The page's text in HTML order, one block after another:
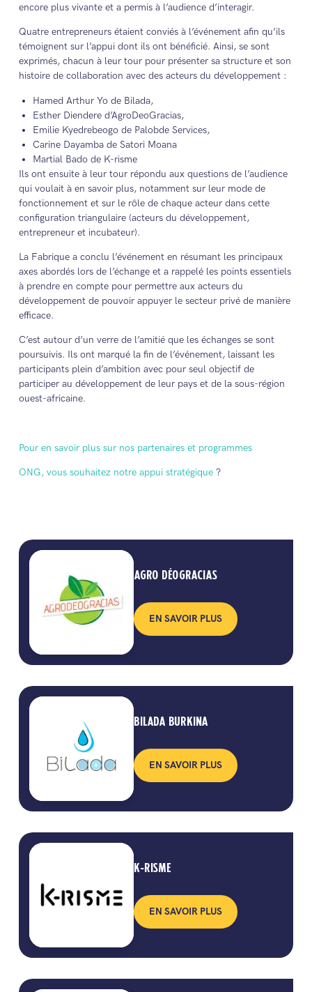
encore plus vivante et a permis à l’audience d’interagir.
Quatre entrepreneurs étaient conviés à l’événement afin qu’ils
témoignent sur l’appui dont ils ont bénéficié. Ainsi, se sont
exprimés, chacun à leur tour pour présenter sa structure et son
histoire de collaboration avec des acteurs du développement :
Hamed Arthur Yo de Bilada,
Esther Diendere d’AgroDeoGracias,
Emilie Kyedrebeogo de Palobde Services,
Carine Dayamba de Satori Moana
Martial Bado de K-risme
Ils ont ensuite à leur tour répondu aux questions de l’audience
qui voulait à en savoir plus, notamment sur leur mode de
fonctionnement et sur le rôle de chaque acteur dans cette
configuration triangulaire (acteurs du développement,
entrepreneur et incubateur).
La Fabrique a conclu l’événement en résumant les principaux
axes abordés lors de l’échange et a rappelé les points essentiels
à prendre en compte pour permettre aux acteurs du
développement de pouvoir appuyer le secteur privé de manière
efficace.
C’est autour d’un verre de l’amitié que les échanges se sont
poursuivis. Ils ont marqué la fin de l’événement, laissant les
participants plein d’ambition avec pour seul objectif de
participer au développement de leur pays et de la sous-région
ouest-africaine.
Pour en savoir plus sur nos partenaires et programmes
ONG, vous souhaitez notre appui stratégique?
AGRO DÉOGRACIAS
EN SAVOIR PLUS
BILADA BURKINA
EN SAVOIR PLUS
K-RISME
EN SAVOIR PLUS